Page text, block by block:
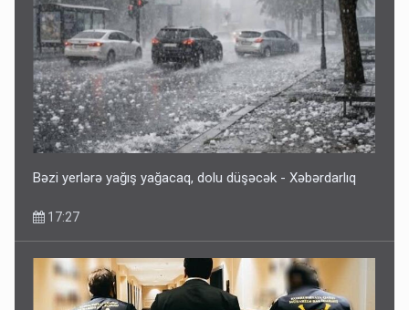
Bəzi yerlərə yağış yağacaq, dolu düşəcək - Xəbərdarlıq
17:27